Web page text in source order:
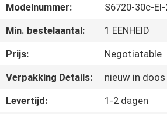
NEEM
CONTACT
Modelnummer:
S6720-30c-
Min. bestelaantal:
1 EENHEID
Prijs:
Negotiatable
Verpakking Details:
nieuw in doos
Levertijd:
1-2 dagen